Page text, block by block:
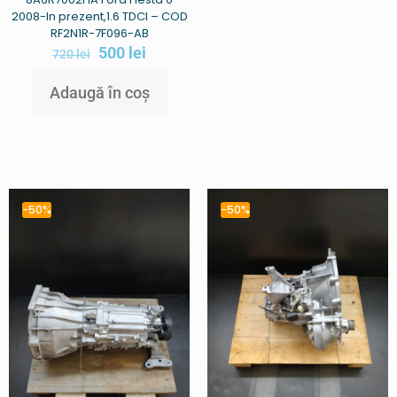
2008-In prezent,1.6 TDCI – COD
RF2N1R-7F096-AB
720lei 500 lei
Adaugă în coș
-50% -50%